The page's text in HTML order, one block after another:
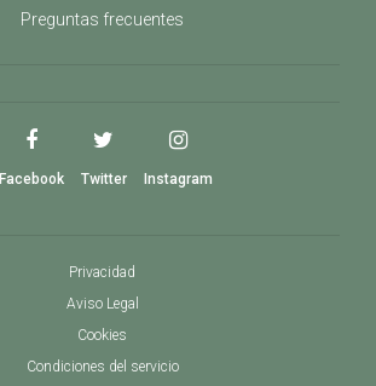
Preguntas frecuentes
Facebook Twitter Instagram
Privacidad
Aviso Legal
Cookies
Condiciones del servicio